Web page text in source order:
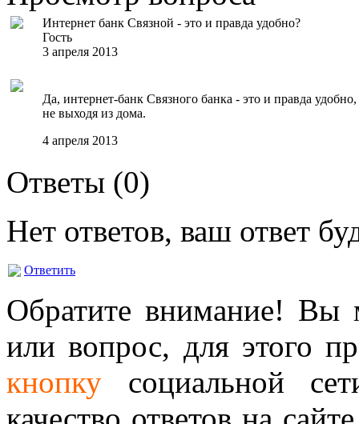
Интернет банк Связной - это и правда удобно?
Гость
3 апреля 2013
Да, интернет-банк Связного банка - это и правда
не выходя из дома.
4 апреля 2013
Ответы (0)
Нет ответов, ваш ответ
Ответить
Обратите внимание! Вы
или вопрос, для этого
кнопку социальной